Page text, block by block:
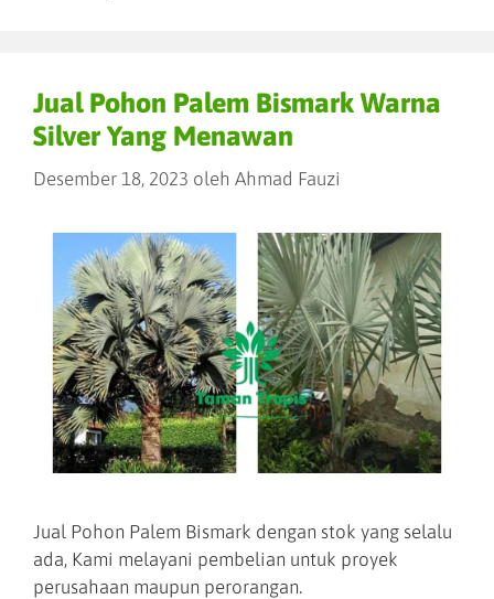
Jual Pohon Palem Bismark Warna
Silver Yang Menawan
Desember 18, 2023 oleh Ahmad Fauzi
Jual Pohon Palem Bismark dengan stok yang selalu
ada, Kami melayani pembelian untuk proyek
perusahaan maupun perorangan.